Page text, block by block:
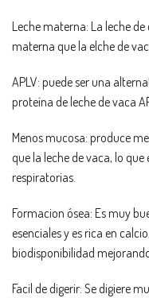
Leche materna: La leche
materna que la elche de
APLV: puede ser una
proteína de leche de vaca
Menos mucosa: produce
que la leche de vaca, lo
respiratorias.
Formacion ósea: Es muy
esenciales y es rica en
biodisponibilidad
Facil de digerir: Se digiere